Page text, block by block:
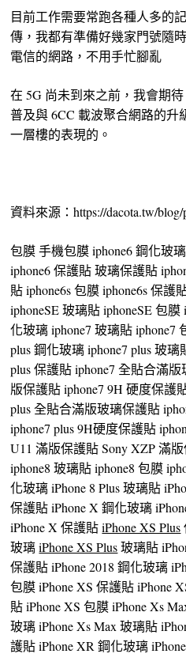
目前工作需要常跑各種人多的
傳，我都有準備好幾家門號隨
電信的網路，不用手忙腳亂
在 5G 尚未到來之前，我會期
普及與 6CC 載波聚合網路的升
一層樓的表現的。
資料來源：https://dacota.tw/blog/
包膜 手機包膜 iphone6 鋼化玻
iphone6 保護貼 玻璃保護貼
貼 iphone6s 包膜 iphone6s 保護
iphoneSE 玻璃貼 iphoneSE 包
化玻璃 iphone7 玻璃貼 iphone7
plus 鋼化玻璃 iphone7 plus 玻璃
plus 保護貼 iphone7 全貼合滿
版保護貼 iphone7 9H 硬度保護
plus 全貼合滿版玻璃保護貼
iphone7 plus 9H硬度保護貼
U11 滿版保護貼 Sony XZP 滿
iphone8 玻璃貼 iphone8 包膜
化玻璃 iPhone 8 Plus 玻璃貼
保護貼 iPhone X 鋼化玻璃
iPhone X 保護貼iPhone XS Plus
玻璃iPhone XS Plus玻璃貼
保護貼 iPhone 2018 鋼化玻璃
包膜 iPhone XS 保護貼 iPhone
貼 iPhone XS 包膜 iPhone Xs
玻璃 iPhone Xs Max 玻璃貼
護貼 iPhone XR 鋼化玻璃